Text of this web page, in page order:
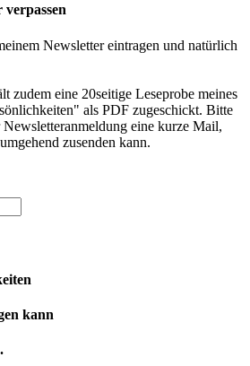
Newsletter eintragen und natürlich
zudem eine 20seitige Leseprobe meines
als PDF zugeschickt. Bitte
eine kurze Mail,
zusenden kann.
kann